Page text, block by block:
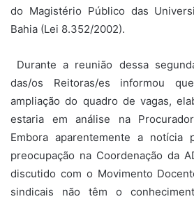
do Magistério Público das
Bahia (Lei 8.352/2002).
Durante a reunião dessa
das/os Reitoras/es informou
ampliação do quadro de vagas,
estaria em análise na
Embora aparentemente a notícia
preocupação na Coordenação da
discutido com o Movimento
sindicais não têm o